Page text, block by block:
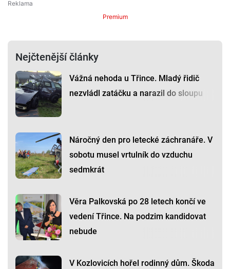
Premium
Nejčtenější články
Vážná nehoda u Třince. Mladý řidič
nezvládl zatáčku a narazil do sloupu
Náročný den pro letecké záchranáře. V
sobotu musel vrtulník do vzduchu
sedmkrát
Věra Palkovská po 28 letech končí ve
vedení Třince. Na podzim kandidovat
nebude
V Kozlovicích hořel rodinný dům. Škoda